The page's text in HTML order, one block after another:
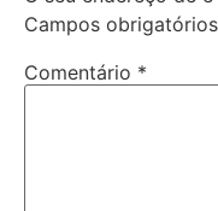
Campos
Comentário *